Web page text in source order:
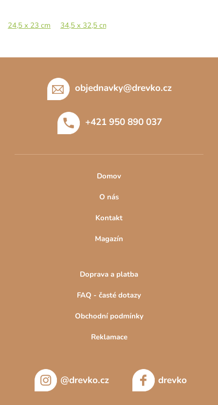
24,5 x 23 cm 34,5 x 32,5 cm
objednavky@drevko.cz
+421 950 890 037
Domov
O nás
Kontakt
Magazín
Doprava a platba
FAQ - časté dotazy
Obchodní podmínky
Reklamace
@drevko.cz drevko